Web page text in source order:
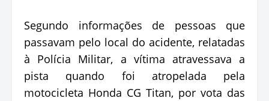
Segundo informações de pessoas que
passavam pelo local do acidente, relatadas
à Polícia Militar, a vítima atravessava a
pista quando foi atropelada pela
motocicleta Honda CG Titan, por vota das